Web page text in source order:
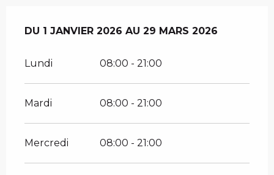
DU 1 JANVIER 2026 AU 29 MARS 2026
DU 1 JANVIER 2026 AU 29 MARS 2026
Lundi 08:00 - 21:00
Mardi 08:00 - 21:00
Mercredi 08:00 - 21:00